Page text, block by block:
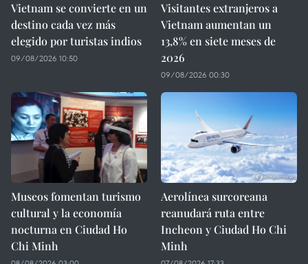
Vietnam se convierte en un
destino cada vez más
elegido por turistas indios
09/08/2026 10:50
Visitantes extranjeros a
Vietnam aumentan un
13,8% en siete meses de
2026
09/08/2026 00:30
Museos fomentan turismo
cultural y la economía
nocturna en Ciudad Ho
Chi Minh
Aerolínea surcoreana
reanudará ruta entre
Incheon y Ciudad Ho Chi
Minh